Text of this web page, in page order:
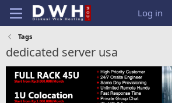
Log in
Tags
dedicated server usa